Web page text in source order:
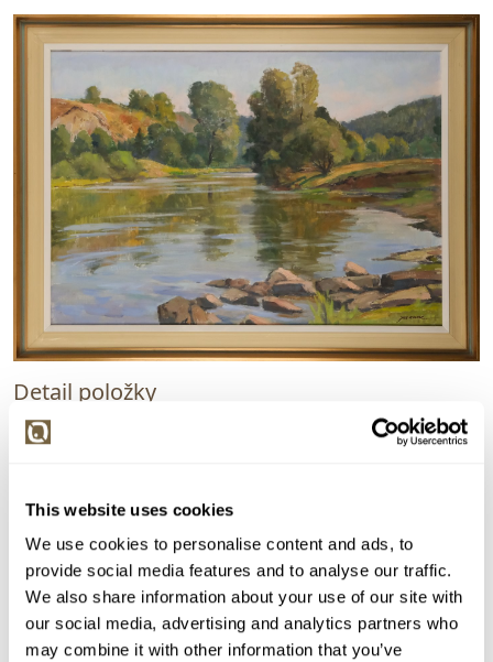
This website uses cookies
We use cookies to personalise content and ads, to
provide social media features and to analyse our traffic.
We also share information about your use of our site with
our social media, advertising and analytics partners who
may combine it with other information that you’ve
Detail položky
Olej na plátně, 65x92 cm. Signováno vpravo dole Jar.
> Zobrazit detail položky a informace o autorovi
> zpět na aukční výsledky
VYDRAŽENO VELKÝ FORMÁT DOPORUČUJEME